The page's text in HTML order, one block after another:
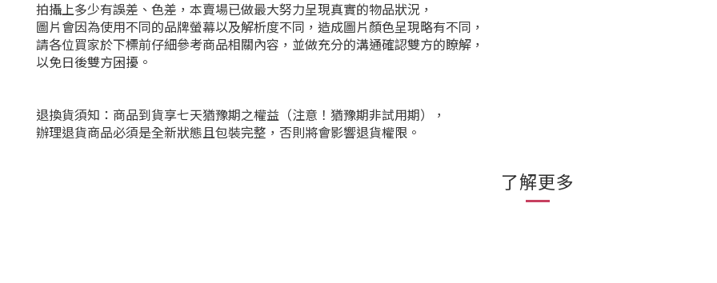
拍攝上多少有誤差、色差，本賣場已做最大努力呈現真實的物品狀況，
圖片會因為使用不同的品牌螢幕以及解析度不同，造成圖片顏色呈現略有不同，
請各位買家於下標前仔細參考商品相關內容，並做充分的溝通確認雙方的瞭解，
以免日後雙方困擾。
退換貨須知：商品到貨享七天猶豫期之權益（注意！猶豫期非試用期），
辦理退貨商品必須是全新狀態且包裝完整，否則將會影響退貨權限。
了解更多